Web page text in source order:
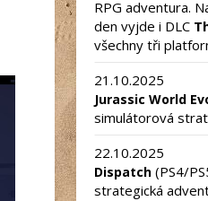
RPG adventura.
den vyjde i DLC
všechny tři
21.10.2025
Jurassic World
simulátorová
22.10.2025
Dispatch (PS4/
strategická